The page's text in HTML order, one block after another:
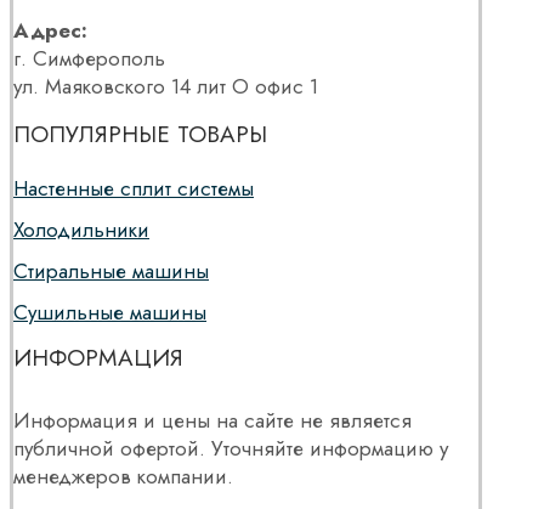
Адрес:
г. Симферополь
ул. Маяковского 14 лит О офис 1
ПОПУЛЯРНЫЕ ТОВАРЫ
Настенные сплит системы
Холодильники
Стиральные машины
Сушильные машины
ИНФОРМАЦИЯ
Информация и цены на сайте не является
публичной офертой. Уточняйте информацию у
менеджеров компании.